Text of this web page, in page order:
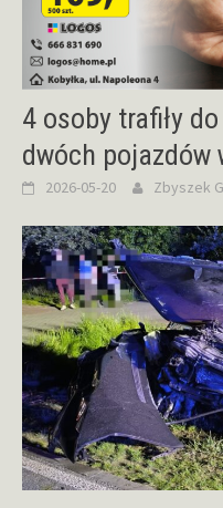
4 osoby trafiły
dwóch pojazdów
2026-05-20 Zbyszek